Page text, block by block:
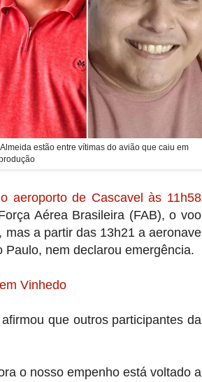
estão entre vítimas do avião que caiu em
aeroporto de Cascavel às 11h58
Aérea Brasileira (FAB), o voo
a partir das 13h21 a aeronave
nem declarou emergência.
Vinhedo
que outros participantes da
o nosso empenho está voltado a